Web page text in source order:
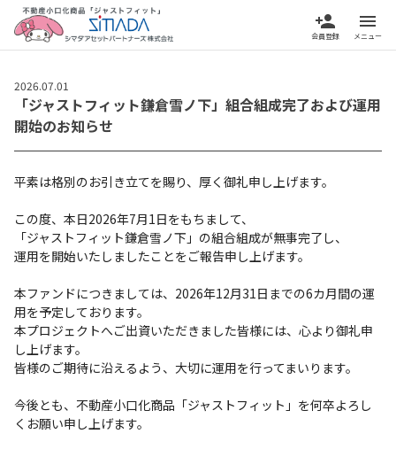
person_add
会員登録
menu
メニュー
2026.07.01
「ジャストフィット鎌倉雪ノ下」組合組成完了および運用
開始のお知らせ
平素は格別のお引き立てを賜り、厚く御礼申し上げます。
この度、本日2026年7月1日をもちまして、
「ジャストフィット鎌倉雪ノ下」の組合組成が無事完了し、
運用を開始いたしましたことをご報告申し上げます。
本ファンドにつきましては、2026年12月31日までの6カ月間の運
用を予定しております。
本プロジェクトへご出資いただきました皆様には、心より御礼申
し上げます。
皆様のご期待に沿えるよう、大切に運用を行ってまいります。
今後とも、不動産小口化商品「ジャストフィット」を何卒よろし
くお願い申し上げます。